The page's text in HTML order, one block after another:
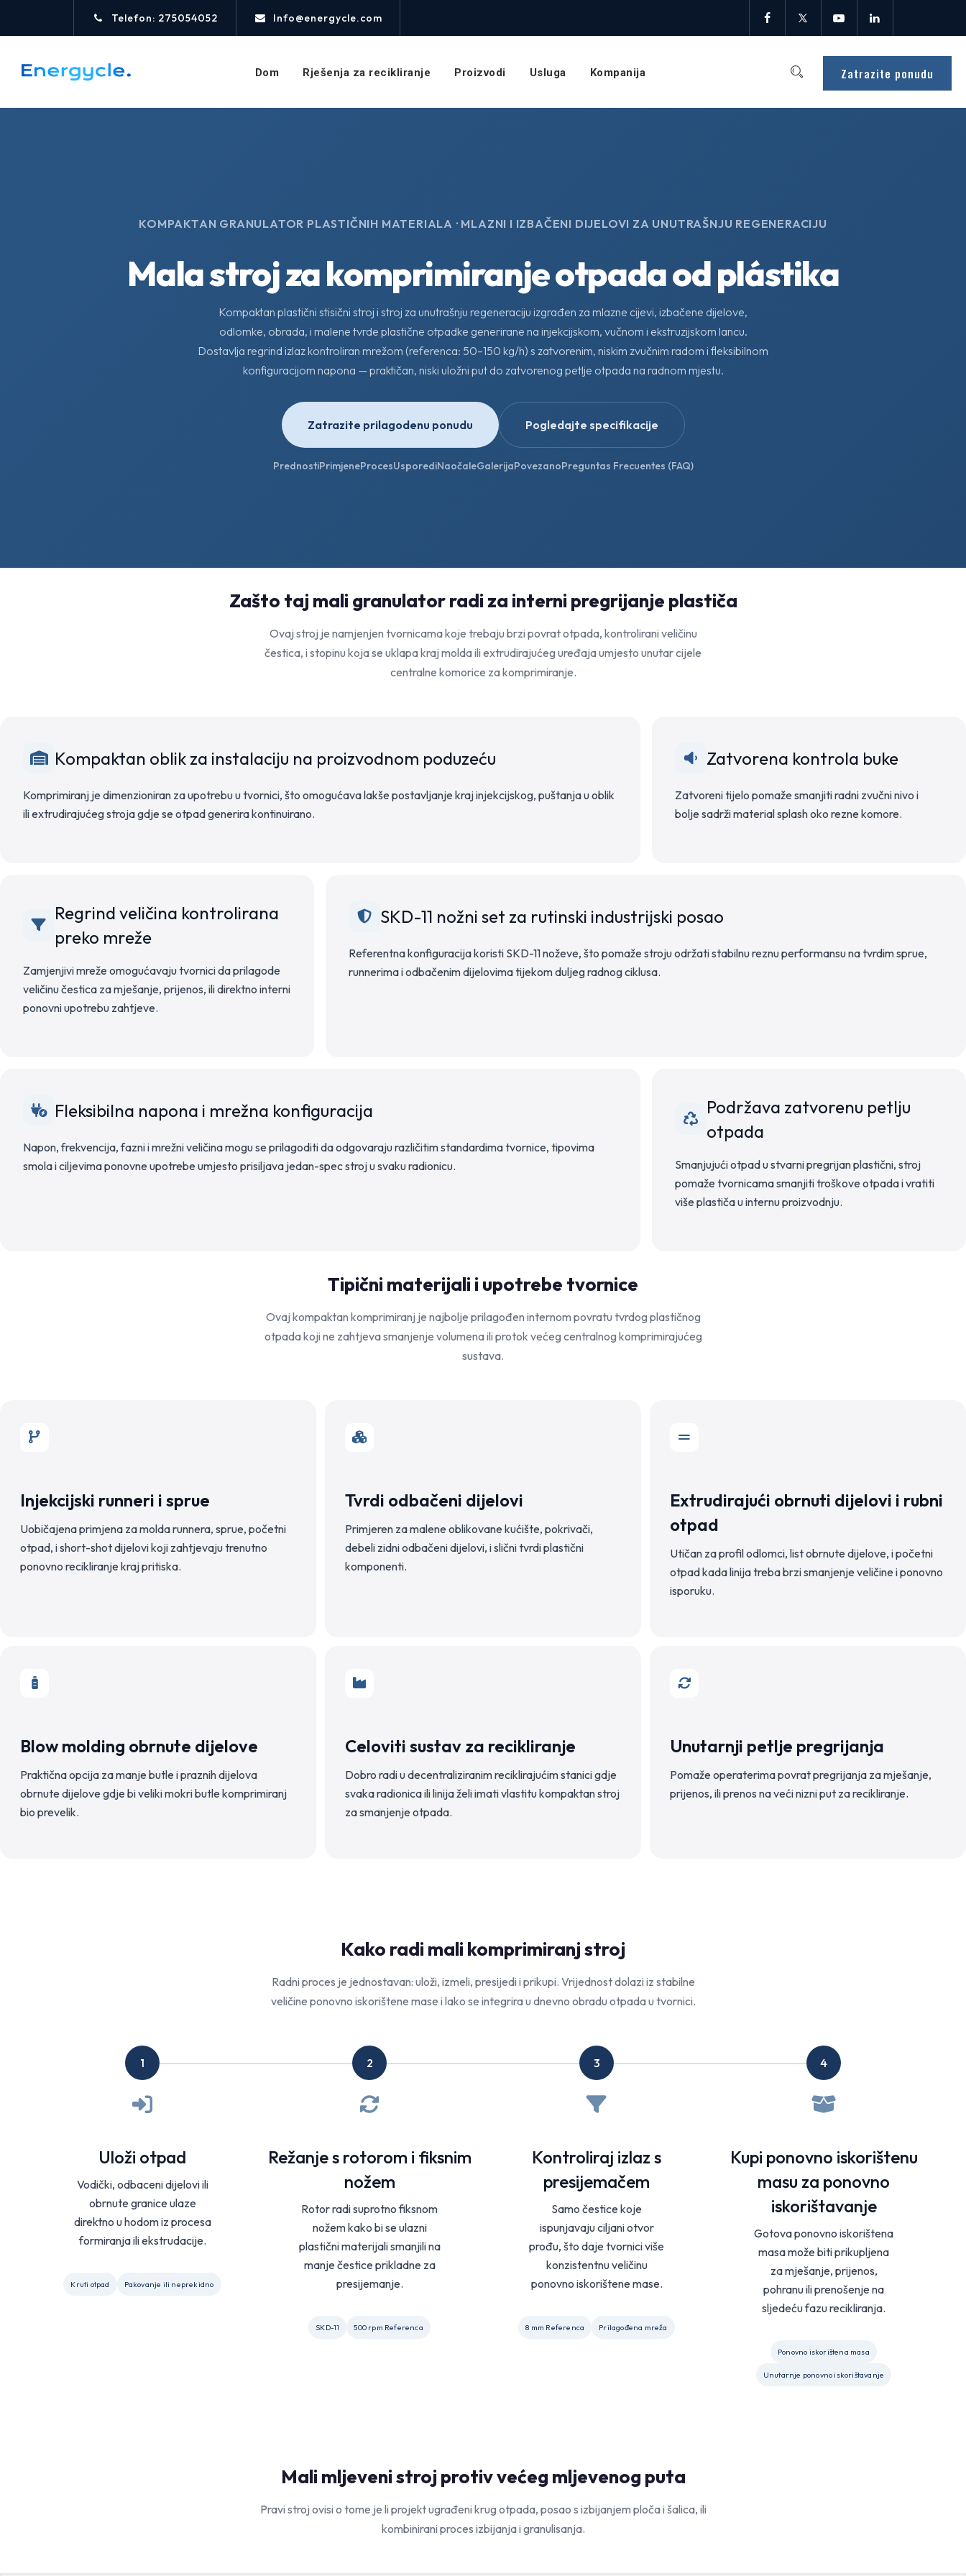
Telefon: 275054052 Info@energycle.com
Zatrazite ponudu
Dom Rješenja za recikliranje Proizvodi Usluga Kompanija
KOMPAKTAN GRANULATOR PLASTIČNIH MATERIALA · MLAZNI I IZBAČENI DIJELOVI ZA UNUTRAŠNJU REGENERACIJU
Mala stroj za komprimiranje otpada od plástika
Kompaktan plastični stisični stroj i stroj za unutrašnju regeneraciju izgrađen za mlazne cijevi, izbačene dijelove,
odlomke, obrada, i malene tvrde plastične otpadke generirane na injekcijskom, vučnom i ekstruzijskom lancu.
Dostavlja regrind izlaz kontroliran mrežom (referenca: 50–150 kg/h) s zatvorenim, niskim zvučnim radom i fleksibilnom
konfiguracijom napona — praktičan, niski uložni put do zatvorenog petlje otpada na radnom mjestu.
Zatrazite prilagodenu ponudu Pogledajte specifikacije
PrednostiPrimjeneProcesUsporediNaočaleGalerijaPovezanoPreguntas Frecuentes (FAQ)
Zašto taj mali granulator radi za interni pregrijanje plastiča
Ovaj stroj je namjenjen tvornicama koje trebaju brzi povrat otpada, kontrolirani veličinu
čestica, i stopinu koja se uklapa kraj molda ili extrudirajućeg uređaja umjesto unutar cijele
centralne komorice za komprimiranje.
Kompaktan oblik za instalaciju na proizvodnom poduzeću
Komprimiranj je dimenzioniran za upotrebu u tvornici, što omogućava lakše postavljanje kraj injekcijskog, puštanja u oblik
ili extrudirajućeg stroja gdje se otpad generira kontinuirano.
Zatvorena kontrola buke
Zatvoreni tijelo pomaže smanjiti radni zvučni nivo i
bolje sadrži material splash oko rezne komore.
Regrind veličina kontrolirana
preko mreže
Zamjenjivi mreže omogućavaju tvornici da prilagode
veličinu čestica za mješanje, prijenos, ili direktno interni
ponovni upotrebu zahtjeve.
SKD-11 nožni set za rutinski industrijski posao
Referentna konfiguracija koristi SKD-11 noževe, što pomaže stroju održati stabilnu reznu performansu na tvrdim sprue,
runnerima i odbačenim dijelovima tijekom duljeg radnog ciklusa.
Fleksibilna napona i mrežna konfiguracija
Napon, frekvencija, fazni i mrežni veličina mogu se prilagoditi da odgovaraju različitim standardima tvornice, tipovima
smola i ciljevima ponovne upotrebe umjesto prisiljava jedan-spec stroj u svaku radionicu.
Podržava zatvorenu petlju
otpada
Smanjujući otpad u stvarni pregrijan plastični, stroj
pomaže tvornicama smanjiti troškove otpada i vratiti
više plastiča u internu proizvodnju.
Tipični materijali i upotrebe tvornice
Ovaj kompaktan komprimiranj je najbolje prilagođen internom povratu tvrdog plastičnog
otpada koji ne zahtjeva smanjenje volumena ili protok većeg centralnog komprimirajućeg
sustava.
Injekcijski runneri i sprue
Uobičajena primjena za molda runnera, sprue, početni
otpad, i short-shot dijelovi koji zahtjevaju trenutno
ponovno recikliranje kraj pritiska.
Tvrdi odbačeni dijelovi
Primjeren za malene oblikovane kućište, pokrivači,
debeli zidni odbačeni dijelovi, i slični tvrdi plastični
komponenti.
Extrudirajući obrnuti dijelovi i rubni
otpad
Utičan za profil odlomci, list obrnute dijelove, i početni
otpad kada linija treba brzi smanjenje veličine i ponovno
isporuku.
Blow molding obrnute dijelove
Praktična opcija za manje butle i praznih dijelova
obrnute dijelove gdje bi veliki mokri butle komprimiranj
bio prevelik.
Celoviti sustav za recikliranje
Dobro radi u decentraliziranim reciklirajućim stanici gdje
svaka radionica ili linija želi imati vlastitu kompaktan stroj
za smanjenje otpada.
Unutarnji petlje pregrijanja
Pomaže operaterima povrat pregrijanja za mješanje,
prijenos, ili prenos na veći nizni put za recikliranje.
Kako radi mali komprimiranj stroj
Radni proces je jednostavan: uloži, izmeli, presijedi i prikupi. Vrijednost dolazi iz stabilne
veličine ponovno iskorištene mase i lako se integrira u dnevno obradu otpada u tvornici.
1
Uloži otpad
Vodički, odbaceni dijelovi ili
obrnute granice ulaze
direktno u hodom iz procesa
formiranja ili ekstrudacije.
Kruti otpad Pakovanje ili neprekidno
2
Režanje s rotorom i fiksnim
nožem
Rotor radi suprotno fiksnom
nožem kako bi se ulazni
plastični materijali smanjili na
manje čestice prikladne za
presijemanje.
SKD-11 500 rpm Referenca
3
Kontroliraj izlaz s
presijemačem
Samo čestice koje
ispunjavaju ciljani otvor
prođu, što daje tvornici više
konzistentnu veličinu
ponovno iskorištene mase.
8 mm Referenca Prilagođena mreža
4
Kupi ponovno iskorištenu
masu za ponovno
iskorištavanje
Gotova ponovno iskorištena
masa može biti prikupljena
za mješanje, prijenos,
pohranu ili prenošenje na
sljedeću fazu recikliranja.
Ponovno iskorištena masa
Unutarnje ponovno iskorištavanje
Mali mljeveni stroj protiv većeg mljevenog puta
Pravi stroj ovisi o tome je li projekt ugrađeni krug otpada, posao s izbijanjem ploča i šalica, ili
kombinirani proces izbijanja i granulisanja.